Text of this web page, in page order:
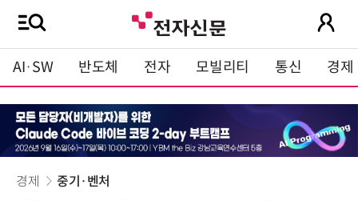
AI·SW 반도체 전자 모빌리티 통신 경제
경제 중기·벤처